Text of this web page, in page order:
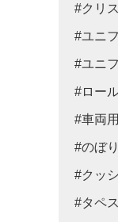
#クリ
#ユニ
#ユニ
#ロー
#車両用
#のぼり
#クッ
#タペ